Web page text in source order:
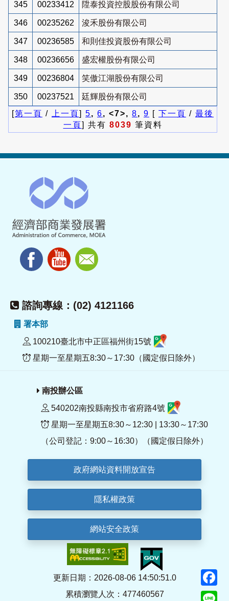
345 00233412 陞泰投資控股股份有限公司
346 00235262 浚禾股份有限公司
347 00236585 和則佳投資股份有限公司
348 00236656 盛宏權股份有限公司
349 00236804 笑傲江湖股份有限公司
350 00237521
廷輝股份有限公司
[第一頁 / 上一頁] 5, 6, <7>, 8, 9 [ 下一頁 / 最後
一頁] 共有 8039 筆資料
諮詢專線：(02) 4121166
署本部
100210臺北市中正區福州街15號
星期一至星期五8:30～17:30（國定假日除外）
南投辦公區
540202南投縣南投市省府路4號
星期一至星期五8:30～12:30 | 13:30～17:30
（公司登記：9:00～16:30）（國定假日除外）
政府網站資料開放宣告
隱私權政策
網站安全政策
更新日期：2026-08-06 14:50:51.0
累積瀏覽人次：477460567